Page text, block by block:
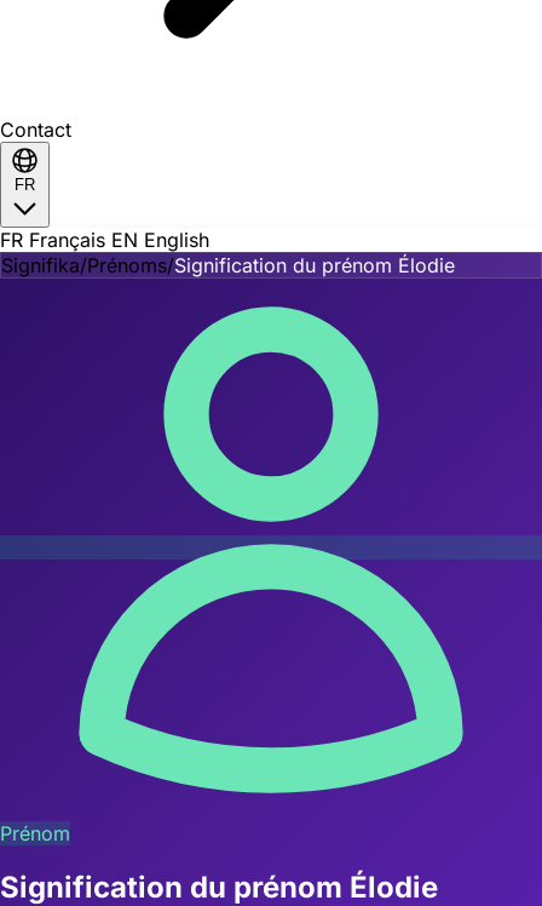
Contact
FR
FR Français EN English
Signifika/Prénoms/Signification du prénom Élodie
Prénom
Signification du prénom Élodie